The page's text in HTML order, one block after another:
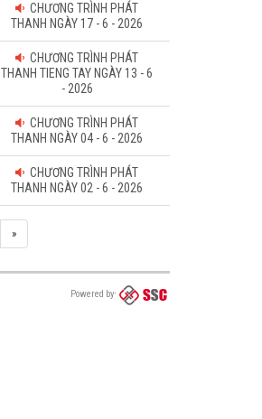
CHƯƠNG TRÌNH PHÁT
THANH NGÀY 17 - 6 - 2026
CHƯƠNG TRÌNH PHÁT
THANH TIENG TAY NGÀY 13 - 6
- 2026
CHƯƠNG TRÌNH PHÁT
THANH NGÀY 04 - 6 - 2026
CHƯƠNG TRÌNH PHÁT
THANH NGÀY 02 - 6 - 2026
»
Powered by